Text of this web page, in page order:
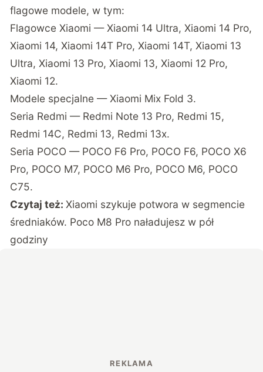
flagowe modele, w tym:
Flagowce Xiaomi — Xiaomi 14 Ultra, Xiaomi 14 Pro,
Xiaomi 14, Xiaomi 14T Pro, Xiaomi 14T, Xiaomi 13
Ultra, Xiaomi 13 Pro, Xiaomi 13, Xiaomi 12 Pro,
Xiaomi 12.
Modele specjalne — Xiaomi Mix Fold 3.
Seria Redmi — Redmi Note 13 Pro, Redmi 15,
Redmi 14C, Redmi 13, Redmi 13x.
Seria POCO — POCO F6 Pro, POCO F6, POCO X6
Pro, POCO M7, POCO M6 Pro, POCO M6, POCO
C75.
Czytaj też:Xiaomi szykuje potwora w segmencie
średniaków. Poco M8 Pro naładujesz w pół
godziny